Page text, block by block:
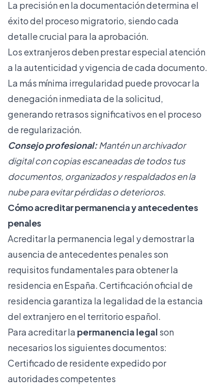
La precisión en la documentación determina el
éxito del proceso migratorio, siendo cada
detalle crucial para la aprobación.
Los extranjeros deben prestar especial atención
a la autenticidad y vigencia de cada documento.
La más mínima irregularidad puede provocar la
denegación inmediata de la solicitud,
generando retrasos significativos en el proceso
de regularización.
Consejo profesional: Mantén un archivador
digital con copias escaneadas de todos tus
documentos, organizados y respaldados en la
nube para evitar pérdidas o deterioros.
Cómo acreditar permanencia y antecedentes
penales
Acreditar la permanencia legal y demostrar la
ausencia de antecedentes penales son
requisitos fundamentales para obtener la
residencia en España.Certificación oficial de
residenciagarantiza la legalidad de la estancia
del extranjero en el territorio español.
Para acreditar la permanencia legal son
necesarios los siguientes documentos:
Certificado de residente expedido por
autoridades competentes